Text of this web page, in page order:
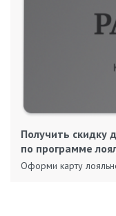
Получить скидку
по программе
Оформи карту